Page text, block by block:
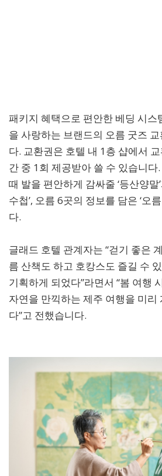
패키지 혜택으로 편안한 베딩 시스
을 사랑하는 브랜드의 오름 굿즈
다. 교환권은 호텔 내 1층 샵에서
간 중 1회 제공받아 쓸 수 있습니다
때 발을 편안하게 감싸줄 ‘등산양말
수첩’, 오름 6곳의 정보를 담은 ‘오
다.
글래드 호텔 관계자는 “걷기 좋은
름 산책도 하고 호캉스도 즐길 수
기획하게 되었다”라면서 “봄 여행
자연을 만끽하는 제주 여행을 미리
다”고 전했습니다.